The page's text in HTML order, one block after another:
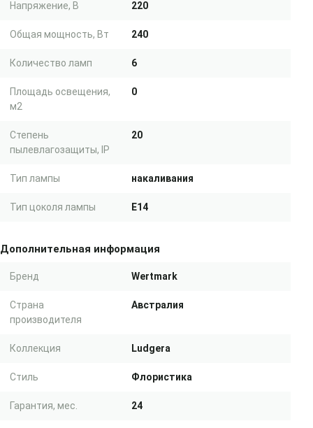
Напряжение, В 220
Общая мощность, Вт 240
Количество ламп 6
Площадь освещения,
м2
0
Степень
пылевлагозащиты, IP
20
Тип лампы накаливания
Тип цоколя лампы E14
Дополнительная информация
Бренд Wertmark
Страна
производителя
Австралия
Коллекция Ludgera
Стиль Флористика
Гарантия, мес. 24